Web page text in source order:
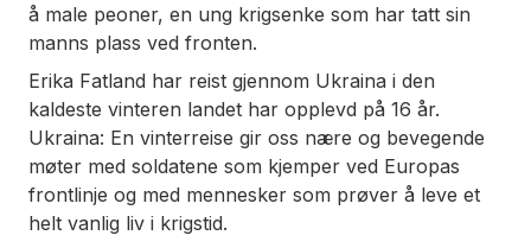
å male peoner, en ung krigsenke som har tatt sin
manns plass ved fronten.
Erika Fatland har reist gjennom Ukraina i den
kaldeste vinteren landet har opplevd på 16 år.
Ukraina: En vinterreise gir oss nære og bevegende
møter med soldatene som kjemper ved Europas
frontlinje og med mennesker som prøver å leve et
helt vanlig liv i krigstid.